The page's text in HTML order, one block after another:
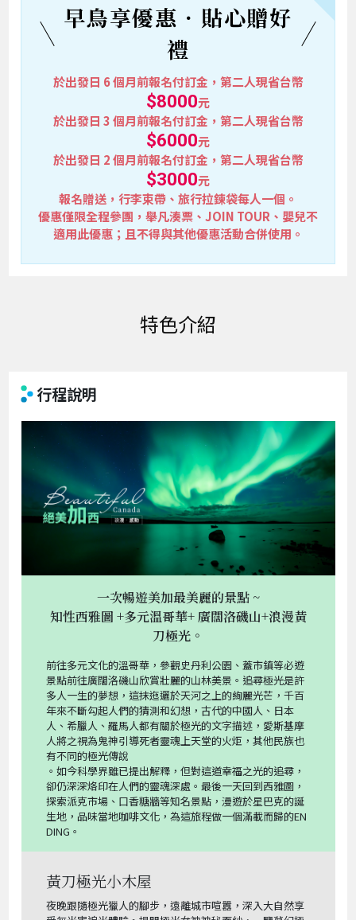
早鳥享優惠．貼心贈好
禮
於出發日 6 個月前報名付訂金，第二人現省台幣
$8000元
於出發日 3 個月前報名付訂金，第二人現省台幣
$6000元
於出發日 2 個月前報名付訂金，第二人現省台幣
$3000元
報名贈送，行李束帶、旅行拉鍊袋每人一個。
優惠僅限全程參團，舉凡湊票、JOIN TOUR、嬰兒不
適用此優惠；且不得與其他優惠活動合併使用。
特色介紹
行程說明
一次暢遊美加最美麗的景點 ~
知性西雅圖 +多元溫哥華+ 廣闊洛磯山+浪漫黃
刀極光。
前往多元文化的溫哥華，參觀史丹利公園、蓋市鎮等必遊
景點前往廣闊洛磯山欣賞壯麗的山林美景。追尋極光是許
多人一生的夢想，這抹迤邐於天河之上的絢麗光芒，千百
年來不斷勾起人們的猜測和幻想，古代的中國人、日本
人、希臘人、羅馬人都有關於極光的文字描述，愛斯基摩
人將之視為鬼神引導死者靈魂上天堂的火炬，其他民族也
有不同的極光傳說
。如今科學界雖已提出解釋，但對這道幸福之光的追尋，
卻仍深深烙印在人們的靈魂深處。最後一天回到西雅圖，
探索派克市場、口香糖牆等知名景點，漫遊於星巴克的誕
生地，品味當地咖啡文化，為這旅程做一個滿載而歸的EN
DING。
黃刀極光小木屋
夜晚跟隨極光獵人的腳步，遠離城市喧囂，深入大自然享